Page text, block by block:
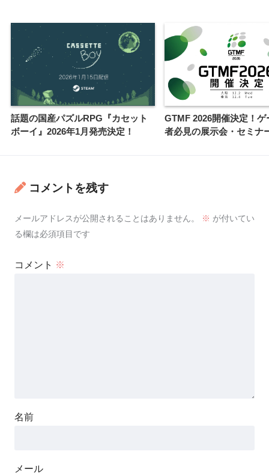
話題の国産パズルRPG『カセット
ボーイ』2026年1月発売決定！
GTMF 2026開催決定！ゲ
者必見の展示会・セミナ
コメントを残す
メールアドレスが公開されることはありません。 ※ が付いてい
る欄は必須項目です
コメント ※
名前
メール